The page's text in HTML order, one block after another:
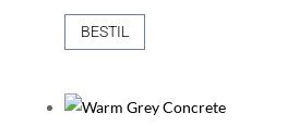
BESTIL